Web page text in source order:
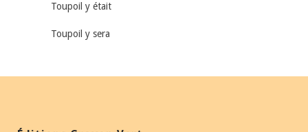
Toupoil y était
Toupoil y sera